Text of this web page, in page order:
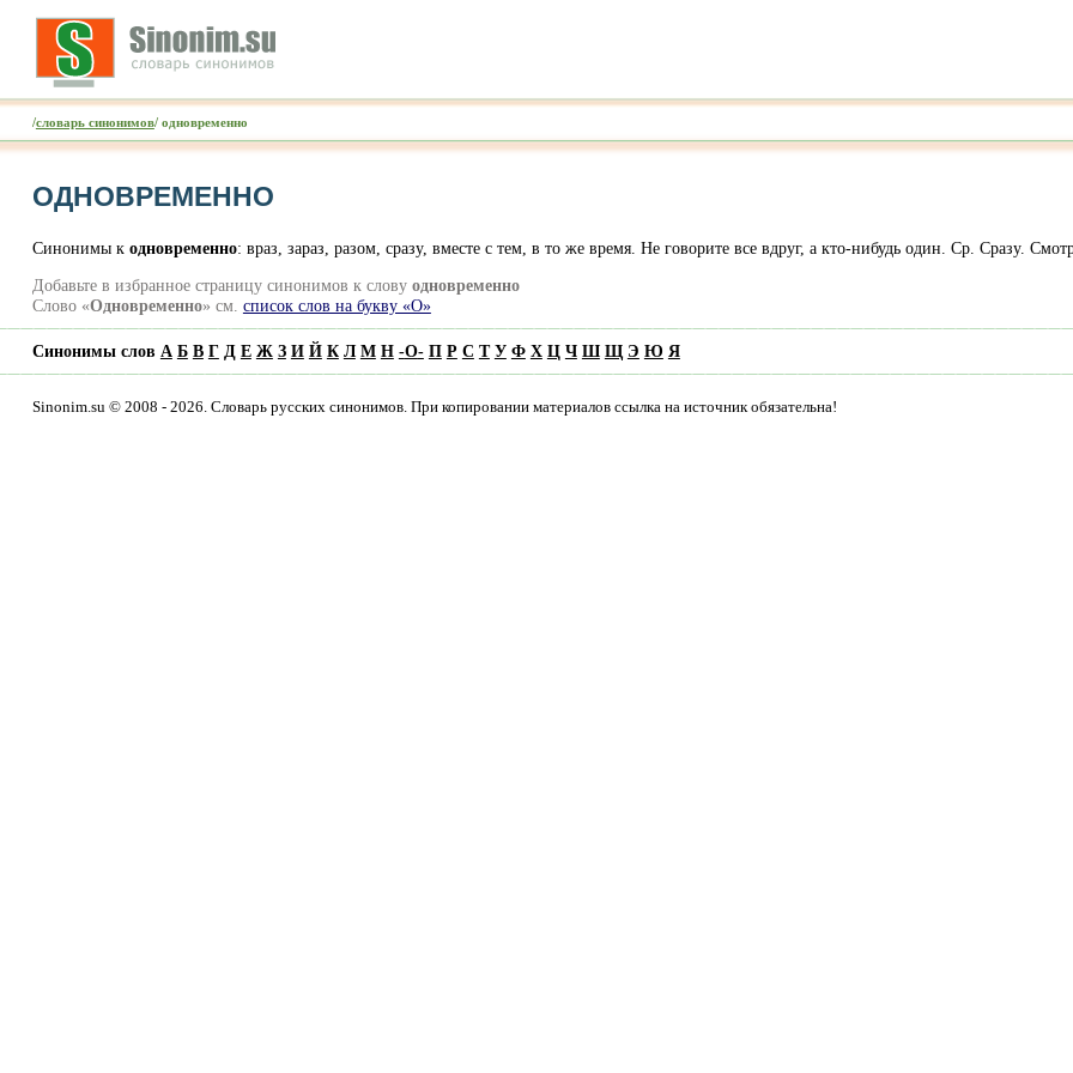
/словарь синонимов/ одновременно
ОДНОВРЕМЕННО
Синонимы к одновременно: враз, зараз, разом, сразу, вместе с тем, в то же время. Не говорите все вдруг, а кто-нибудь один. Ср. Сразу.
Добавьте в избранное страницу синонимов к слову одновременно
Слово «Одновременно» см. список слов на букву «О»
Синонимы слов А Б В Г Д Е Ж З И Й К Л М Н -О- П Р С Т У Ф Х Ц Ч Ш Щ Э Ю Я
Sinonim.su © 2008 - 2026. Словарь русских синонимов. При копировании материалов ссылка на источник обязательна!